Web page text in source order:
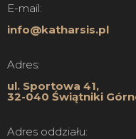
E-mail:
info@katharsis.pl
Adres:
ul. Sportowa 41,
32-040 Świątniki
Adres oddziału: